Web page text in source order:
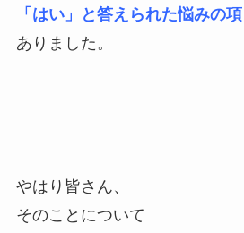
「はい」と答えられた悩みの項
ありました。
やはり皆さん、
そのことについて